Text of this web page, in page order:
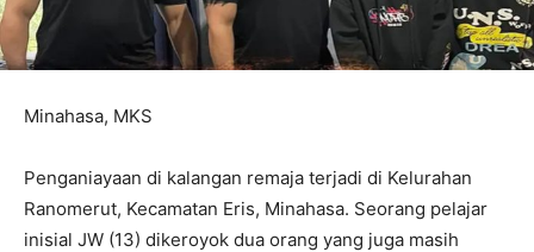
Minahasa, MKS
Penganiayaan di kalangan remaja terjadi di Kelurahan
Ranomerut, Kecamatan Eris, Minahasa. Seorang pelajar
inisial JW (13) dikeroyok dua orang yang juga masih